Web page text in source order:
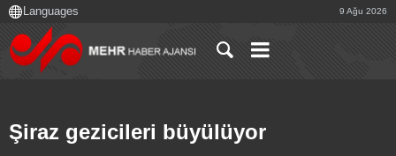
9 Ağu 2026
Şiraz gezicileri büyülüyor